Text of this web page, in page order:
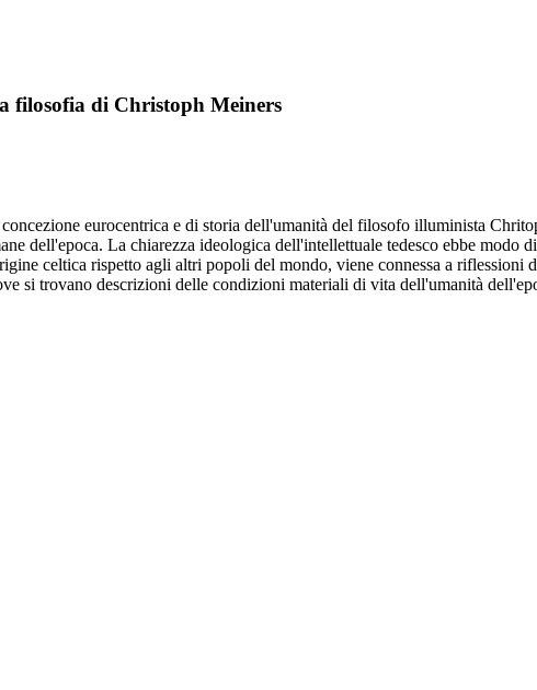
filosofia di Christoph Meiners
eurocentrica e di storia dell'umanità del filosofo illuminista
dell'epoca. La chiarezza ideologica dell'intellettuale tedesco ebbe modo
celtica rispetto agli altri popoli del mondo, viene connessa a riflessioni
si trovano descrizioni delle condizioni materiali di vita dell'umanità